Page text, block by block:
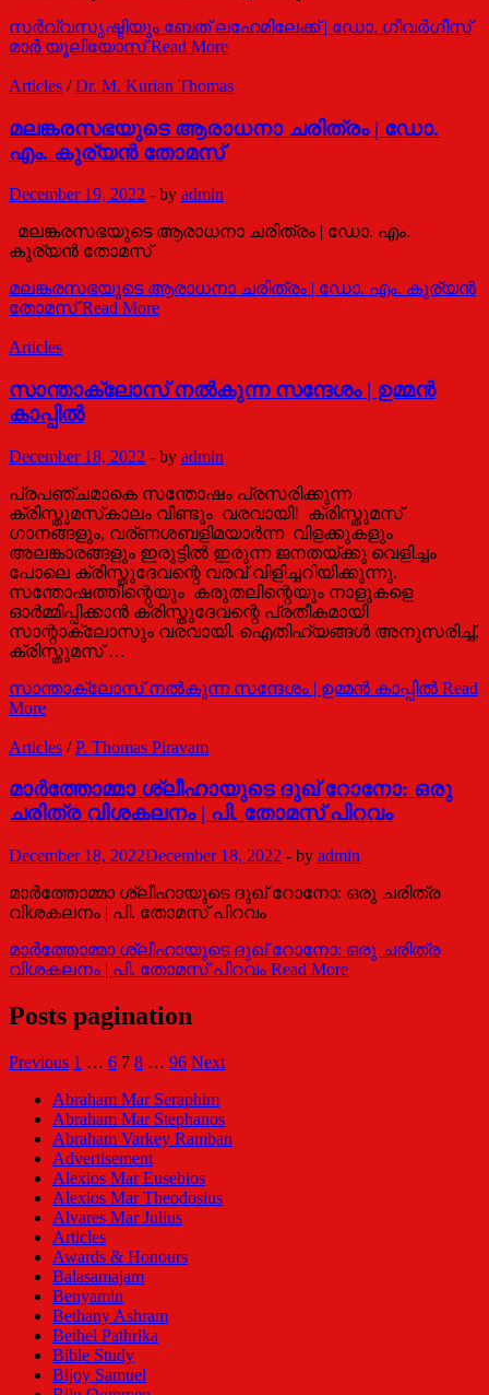
സര്‍വ്വസൃഷ്ടിയും ബേത് ലഹേമിലേക്ക് | ഡോ. ഗീവര്‍ഗീസ്
മാര്‍ യൂലിയോസ്Read More
Articles /Dr. M. Kurian Thomas
മലങ്കരസഭയുടെ ആരാധനാ ചരിത്രം | ഡോ.
എം. കുര്യന്‍ തോമസ്
December 19, 2022 - by admin
മലങ്കരസഭയുടെ ആരാധനാ ചരിത്രം | ഡോ. എം.
കുര്യന്‍ തോമസ്
മലങ്കരസഭയുടെ ആരാധനാ ചരിത്രം | ഡോ. എം. കുര്യന്‍
തോമസ്Read More
Articles
സാന്താക്ലോസ് നൽകുന്ന സന്ദേശം | ഉമ്മൻ
കാപ്പിൽ
December 18, 2022 - by admin
പ്രപഞ്ചമാകെ സന്തോഷം പ്രസരിക്കുന്ന
ക്രിസ്തുമസ്‌കാലം വീണ്ടും വരവായി! ക്രിസ്തുമസ്
ഗാനങ്ങളും, വര്ണശബളിമയാർന്ന വിളക്കുകളും
അലങ്കാരങ്ങളും ഇരുട്ടിൽ ഇരുന്ന ജനതയ്ക്കു വെളിച്ചം
പോലെ ക്രിസ്തുദേവന്റെ വരവ് വിളിച്ചറിയിക്കുന്നു.
സന്തോഷത്തിന്റെയും കരുതലിന്റെയും നാളുകളെ
ഓർമ്മിപ്പിക്കാൻ ക്രിസ്തുദേവന്റെ പ്രതീകമായി
സാന്റാക്ലോസും വരവായി. ഐതിഹ്യങ്ങൾ അനുസരിച്ച്,
ക്രിസ്തുമസ് …
സാന്താക്ലോസ് നൽകുന്ന സന്ദേശം | ഉമ്മൻ കാപ്പിൽ Read
More
Articles /P. Thomas Piravam
മാര്‍ത്തോമ്മാ ശ്ലീഹായുടെ ദുഖ് റോനോ: ഒരു
ചരിത്ര വിശകലനം | പി. തോമസ് പിറവം
December 18, 2022December 18, 2022 - by admin
മാര്‍ത്തോമ്മാ ശ്ലീഹായുടെ ദുഖ് റോനോ: ഒരു ചരിത്ര
വിശകലനം | പി. തോമസ് പിറവം
മാര്‍ത്തോമ്മാ ശ്ലീഹായുടെ ദുഖ് റോനോ: ഒരു ചരിത്ര
വിശകലനം | പി. തോമസ് പിറവം Read More
Posts pagination
Previous 1 … 6 7 8 … 96 Next
Abraham Mar Seraphim
Abraham Mar Stephanos
Abraham Varkey Ramban
Advertisement
Alexios Mar Eusebios
Alexios Mar Theodosius
Alvares Mar Julius
Articles
Awards & Honours
Balasamajam
Benyamin
Bethany Ashram
Bethel Pathrika
Bible Study
Bijoy Samuel